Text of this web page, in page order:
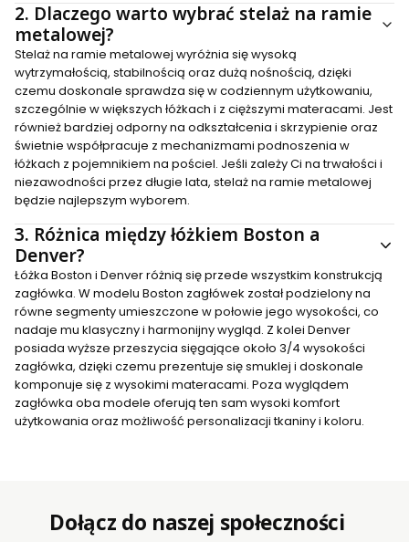
2. Dlaczego warto wybrać stelaż na ramie
metalowej?
Stelaż na ramie metalowej wyróżnia się wysoką
wytrzymałością, stabilnością oraz dużą nośnością, dzięki
czemu doskonale sprawdza się w codziennym użytkowaniu,
szczególnie w większych łóżkach i z cięższymi materacami. Jest
również bardziej odporny na odkształcenia i skrzypienie oraz
świetnie współpracuje z mechanizmami podnoszenia w
łóżkach z pojemnikiem na pościel. Jeśli zależy Ci na trwałości i
niezawodności przez długie lata, stelaż na ramie metalowej
będzie najlepszym wyborem.
3. Różnica między łóżkiem Boston a
Denver?
Łóżka Boston i Denver różnią się przede wszystkim konstrukcją
zagłówka. W modelu Boston zagłówek został podzielony na
równe segmenty umieszczone w połowie jego wysokości, co
nadaje mu klasyczny i harmonijny wygląd. Z kolei Denver
posiada wyższe przeszycia sięgające około 3/4 wysokości
zagłówka, dzięki czemu prezentuje się smuklej i doskonale
komponuje się z wysokimi materacami. Poza wyglądem
zagłówka oba modele oferują ten sam wysoki komfort
użytkowania oraz możliwość personalizacji tkaniny i koloru.
Dołącz do naszej społeczności